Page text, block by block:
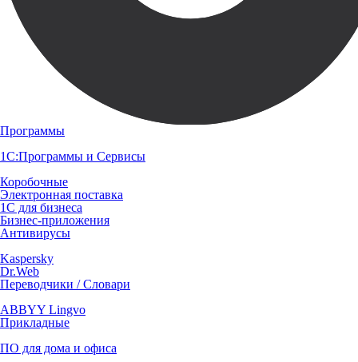
Программы
1С:Программы и Сервисы
Коробочные
Электронная поставка
1С для бизнеса
Бизнес-приложения
Антивирусы
Kaspersky
Dr.Web
Переводчики / Словари
ABBYY Lingvo
Прикладные
ПО для дома и офиса